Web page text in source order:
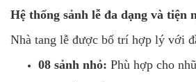
Hệ thống sảnh lễ đa dạng và tiện
Nhà tang lễ được bố trí hợp lý với
08 sảnh nhỏ: Phù hợp cho